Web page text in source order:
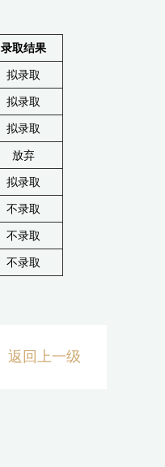
录取结果
拟录取
拟录取
拟录取
放弃
拟录取
不录取
不录取
不录取
返回上一级